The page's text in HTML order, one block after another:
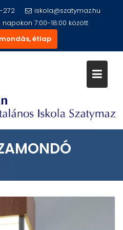
272
iskola@szatymaz.hu
7:00-18:00 között
étlap